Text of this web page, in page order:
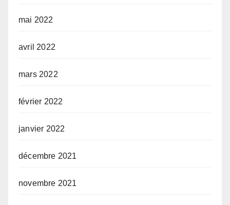
mai 2022
avril 2022
mars 2022
février 2022
janvier 2022
décembre 2021
novembre 2021